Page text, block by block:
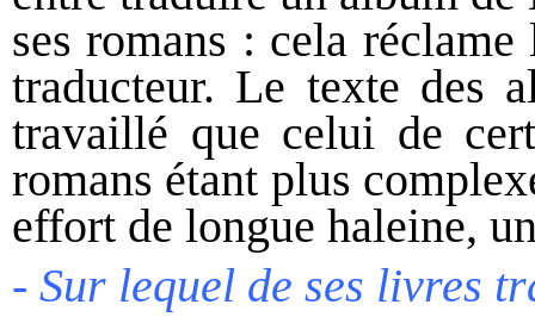
ses romans : cela
traducteur. Le texte des
travaillé que celui de
romans étant plus
effort de longue haleine,
- Sur lequel de ses livres